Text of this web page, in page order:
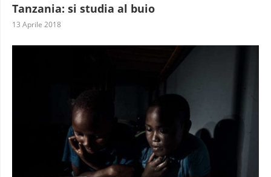
Tanzania: si studia al buio
13 Aprile 2018